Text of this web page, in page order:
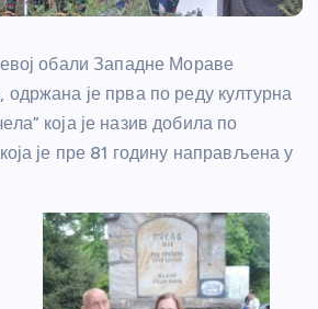
обали Западне Мораве
је прва по реду културна
која је назив добила по
је пре 81 годину направљена у